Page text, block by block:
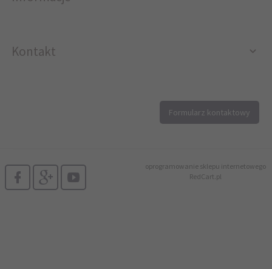
Kontakt
Formularz kontaktowy
oprogramowanie sklepu internetowego
RedCart.pl